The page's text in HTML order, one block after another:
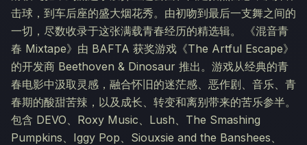
击球，到车后座的盛大烟花秀。由初吻到最后一支舞之间的
一切，尽数收录于这张满载青春经历的精选辑。 《混音青
春 Mixtape》由 BAFTA 获奖游戏《The Artful Escape》
的开发商 Beethoven & Dinosaur 推出。游戏从经典的青
春电影中汲取灵感，融合怀旧的迷茫感、恶作剧、音乐、青
春期的酸甜苦辣，以及成长、转变和离别带来的苦乐参半。
包含 DEVO、Roxy Music、Lush、The Smashing
Pumpkins、Iggy Pop、Siouxsie and the Banshees、